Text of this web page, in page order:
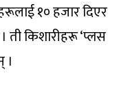
१० हजार दिएर
ती किशारीहरू ‘प्लस
।